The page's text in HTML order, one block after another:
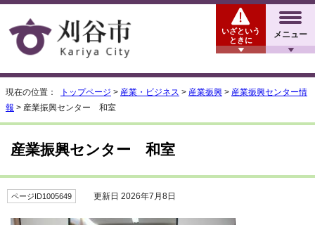
メニュー
いざという
ときに
現在の位置： トップページ > 産業・ビジネス > 産業振興 > 産業振興センター情
報 > 産業振興センター 和室
産業振興センター 和室
ページID1005649 更新日 2026年7月8日